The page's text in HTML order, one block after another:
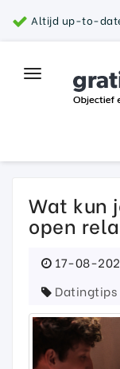
Altijd up-to-
Toggle
navigation
Wat kun
open
17-08-
Datingtips